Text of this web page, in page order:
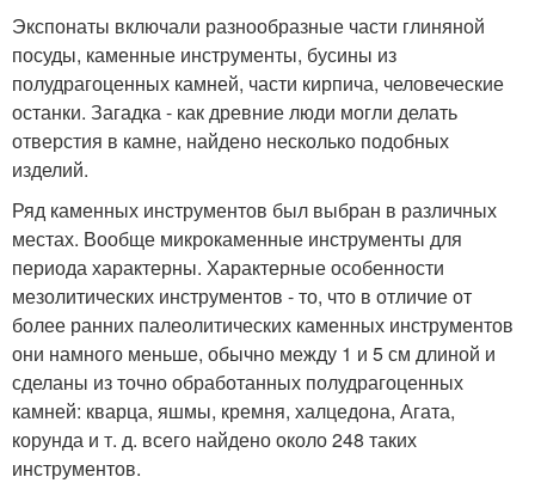
Экспонаты включали разнообразные части глиняной
посуды, каменные инструменты, бусины из
полудрагоценных камней, части кирпича, человеческие
останки. Загадка - как древние люди могли делать
отверстия в камне, найдено несколько подобных
изделий.
Ряд каменных инструментов был выбран в различных
местах. Вообще микрокаменные инструменты для
периода характерны. Характерные особенности
мезолитических инструментов - то, что в отличие от
более ранних палеолитических каменных инструментов
они намного меньше, обычно между 1 и 5 см длиной и
сделаны из точно обработанных полудрагоценных
камней: кварца, яшмы, кремня, халцедона, Агата,
корунда и т. д. всего найдено около 248 таких
инструментов.